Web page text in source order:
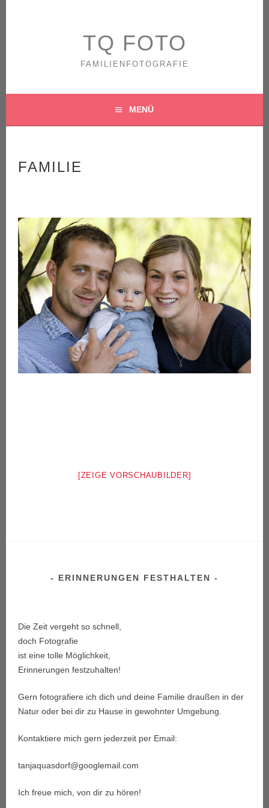
TQ FOTO
FAMILIENFOTOGRAFIE
MENÜ
FAMILIE
[ZEIGE VORSCHAUBILDER]
ERINNERUNGEN FESTHALTEN
Die Zeit vergeht so schnell,
doch Fotografie
ist eine tolle Möglichkeit,
Erinnerungen festzuhalten!
Gern fotografiere ich dich und deine Familie draußen in der
Natur oder bei dir zu Hause in gewohnter Umgebung.
Kontaktiere mich gern jederzeit per Email:
tanjaquasdorf@googlemail.com
Ich freue mich, von dir zu hören!